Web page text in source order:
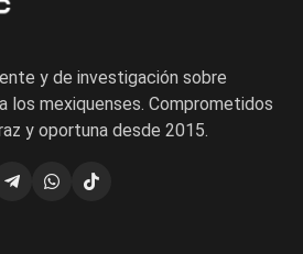
y de investigación sobre
los mexiquenses. Comprometidos
y oportuna desde 2015.